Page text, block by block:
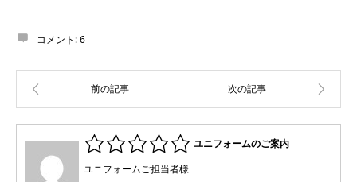
コメント:6
ユニフォームのご案内
ユニフォームご担当者様